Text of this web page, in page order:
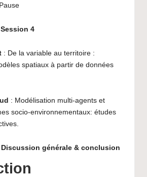
Session 4
: De la variable au territoire :
spatiaux à partir de données
: Modélisation multi-agents et
socio-environnementaux: études
Discussion générale & conclusion